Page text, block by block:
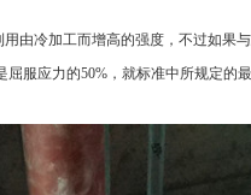
由冷加工而增高的强度，不过如果
服应力的50%，就标准中所规定的